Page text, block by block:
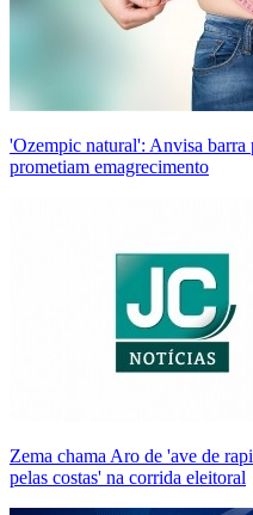
'Ozempic natural': Anvisa barra
prometiam emagrecimento
Zema chama Aro de 'ave de
pelas costas' na corrida eleitoral